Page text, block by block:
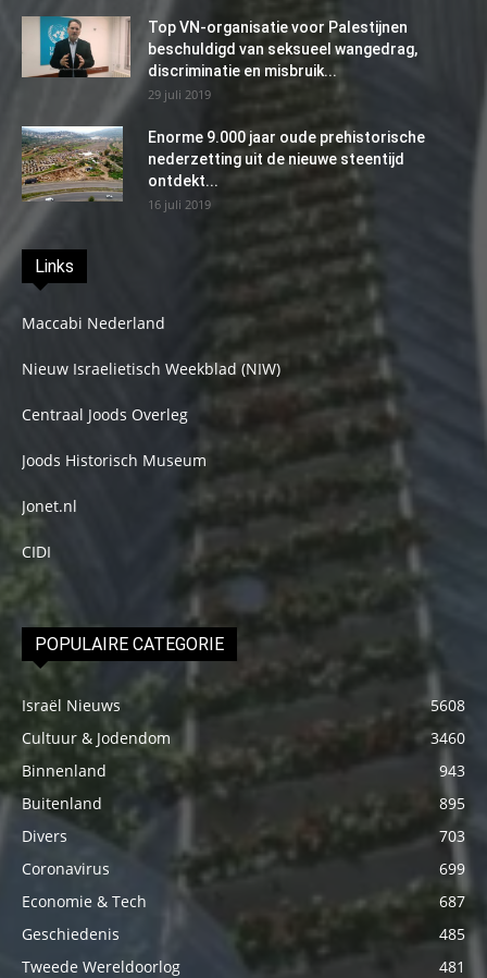
Top VN-organisatie voor Palestijnen
beschuldigd van seksueel wangedrag,
discriminatie en misbruik...
29 juli 2019
Enorme 9.000 jaar oude prehistorische
nederzetting uit de nieuwe steentijd
ontdekt...
16 juli 2019
Links
Maccabi Nederland
Nieuw Israelietisch Weekblad (NIW)
Centraal Joods Overleg
Joods Historisch Museum
Jonet.nl
CIDI
POPULAIRE CATEGORIE
Israël Nieuws
5608
Cultuur & Jodendom
3460
Binnenland
943
Buitenland
895
Divers
703
Coronavirus
699
Economie & Tech
687
Geschiedenis
485
Tweede Wereldoorlog
481